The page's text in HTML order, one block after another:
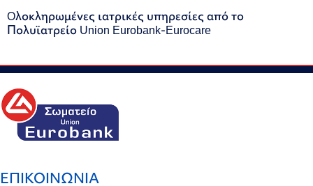
Oλοκληρωμένες ιατρικές υπηρεσίες από το
Πολυϊατρείο Union Eurobank-Eurocare
ΕΠΙΚΟΙΝΩΝΙΑ